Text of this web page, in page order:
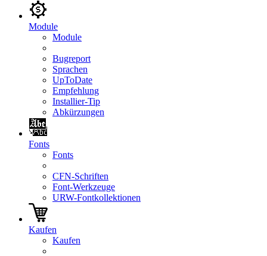
Module
Module
Bugreport
Sprachen
UpToDate
Empfehlung
Installier-Tip
Abkürzungen
Fonts
Fonts
CFN-Schriften
Font-Werkzeuge
URW-Fontkollektionen
Kaufen
Kaufen